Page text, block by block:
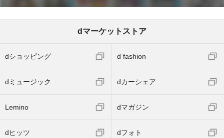
dマーケットストア
dショッピング d fashion
dミュージック dカーシェア
Lemino dマガジン
dヒッツ dフォト